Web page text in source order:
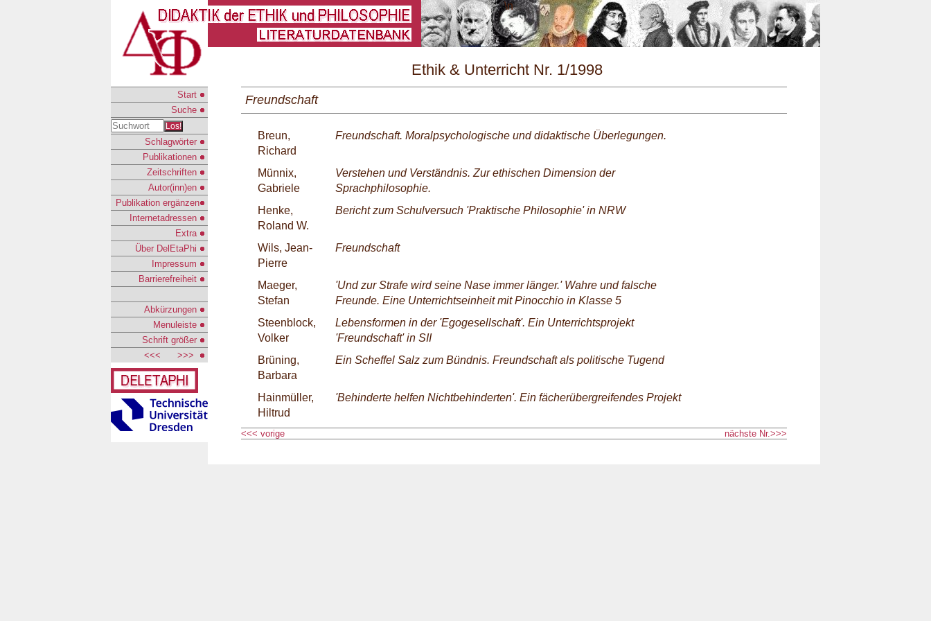
\n
Start
Suche
Los!
Schlagwörter
Publikationen
Zeitschriften
Autor(inn)en
Publikation ergänzen
Internetadressen
Extra
Über DelEtaPhi
Impressum
Barrierefreiheit
Abkürzungen
Menuleiste
Schrift größer
<<<
>>>
Ethik & Unterricht Nr. 1/1998
Freundschaft
Breun,
Richard
Freundschaft. Moralpsychologische und didaktische Überlegungen.
Münnix,
Gabriele
Verstehen und Verständnis. Zur ethischen Dimension der
Sprachphilosophie.
Henke,
Roland W.
Bericht zum Schulversuch 'Praktische Philosophie' in NRW
Wils, Jean-
Pierre
Freundschaft
Maeger,
Stefan
'Und zur Strafe wird seine Nase immer länger.' Wahre und falsche
Freunde. Eine Unterrichtseinheit mit Pinocchio in Klasse 5
Steenblock,
Volker
Lebensformen in der 'Egogesellschaft'. Ein Unterrichtsprojekt
'Freundschaft' in SII
Brüning,
Barbara
Ein Scheffel Salz zum Bündnis. Freundschaft als politische Tugend
Hainmüller,
Hiltrud
'Behinderte helfen Nichtbehinderten'. Ein fächerübergreifendes Projekt
<<< vorige nächste Nr.>>>